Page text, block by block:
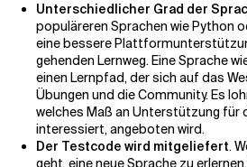
Unterschiedlicher Grad der
populäreren Sprachen wie Python
eine bessere
gehenden Lernweg. Eine Sprache
einen Lernpfad, der sich auf das
Übungen und die Community. Es
welches Maß an Unterstützung für
interessiert, angeboten wird.
Der Testcode wird mitgeliefert.
geht, eine neue Sprache zu